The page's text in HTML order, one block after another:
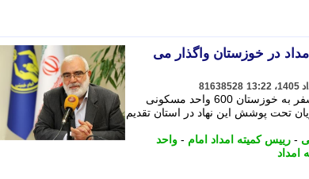
در خوزستان واگذار می
81638528
رییس کمیته امداد امام خمینی (ره) گفت: همزمان با سفر به خوزستان 600 واحد مسکونی
تحت پوشش این نهاد در استان تقدیم
- رییس کمیته امداد امام - واحد
امداد